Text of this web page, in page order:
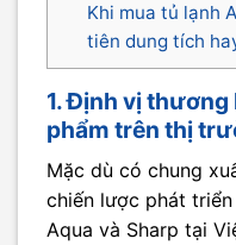
Khi mua tủ lạnh
tiên dung tích
1. Định vị thương
phẩm trên thị
Mặc dù có chung
chiến lược phát
Aqua và Sharp tại